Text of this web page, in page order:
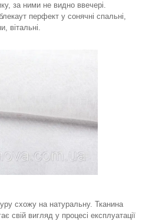
за ними не видно ввечері.
перфект у сонячні спальні,
вітальні.
схожу на натуральну. Тканина
свій вигляд у процесі експлуатації